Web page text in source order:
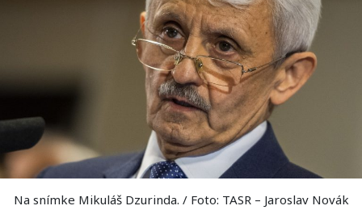
Na snímke Mikuláš Dzurinda. / Foto: TASR – Jaroslav Novák